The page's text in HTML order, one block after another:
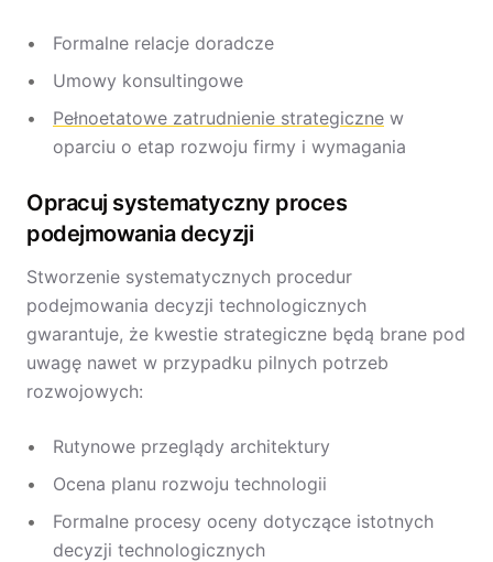
Formalne relacje doradcze
Umowy konsultingowe
Pełnoetatowe zatrudnienie strategiczne w
oparciu o etap rozwoju firmy i wymagania
Opracuj systematyczny proces
podejmowania decyzji
Stworzenie systematycznych procedur
podejmowania decyzji technologicznych
gwarantuje, że kwestie strategiczne będą brane pod
uwagę nawet w przypadku pilnych potrzeb
rozwojowych:
Rutynowe przeglądy architektury
Ocena planu rozwoju technologii
Formalne procesy oceny dotyczące istotnych
decyzji technologicznych